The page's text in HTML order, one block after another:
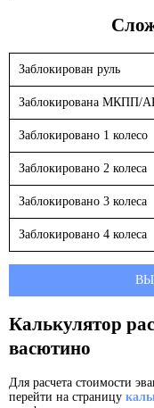
Заблокирован руль
Заблокирована МКПП/
Заблокировано 1 колесо
Заблокировано 2 колеса
Заблокировано 3 колеса
Заблокировано 4 колеса
Калькулятор
васютино
Для расчета стоимости
перейти на страницу